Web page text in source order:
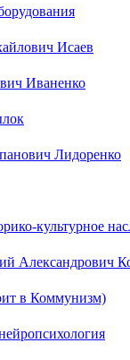
Исаев
Иваненко
Лидоренко
культурное
Александрович
в Коммунизм)